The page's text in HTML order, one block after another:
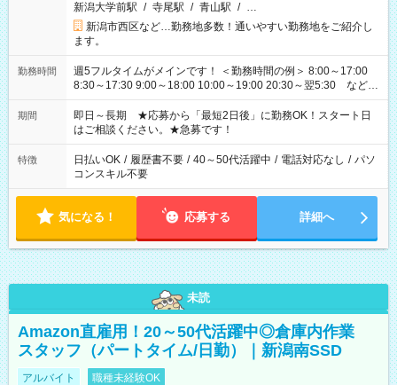
新潟大学前駅 / 寺尾駅 / 青山駅 / …
新潟市西区など…勤務地多数！通いやすい勤務地をご紹介し
ます。
勤務時間
週5フルタイムがメインです！ ＜勤務時間の例＞ 8:00～17:00
8:30～17:30 9:00～18:00 10:00～19:00 20:30～翌5:30 など ★
その他にも勤務時間多数！ 日勤のみ、残業なし、交替制など
ご希望を教えてください！
期間
即日～長期 ★応募から「最短2日後」に勤務OK！スタート日
はご相談ください。★急募です！
特徴 日払いOK / 履歴書不要 / 40～50代活躍中 / 電話対応なし / パソ
コンスキル不要
気になる！ 応募する 詳細へ
未読
Amazon直雇用！20～50代活躍中◎倉庫内作業
スタッフ（パートタイム/日勤）｜新潟南SSD
アルバイト 職種未経験OK